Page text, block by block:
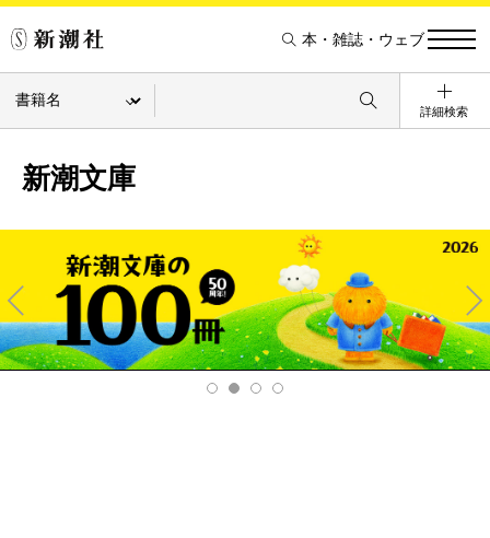
本・雑誌・ウェブ
詳細検索
新潮文庫
Pre
v
Ne
xt